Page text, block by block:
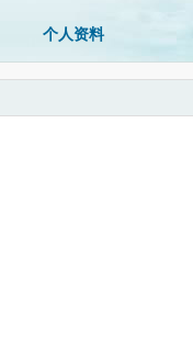
个人资料